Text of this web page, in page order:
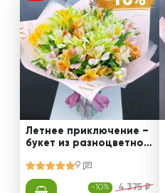
Летнее приключение –
букет из разноцветной
9
-10% 4 375 ₽